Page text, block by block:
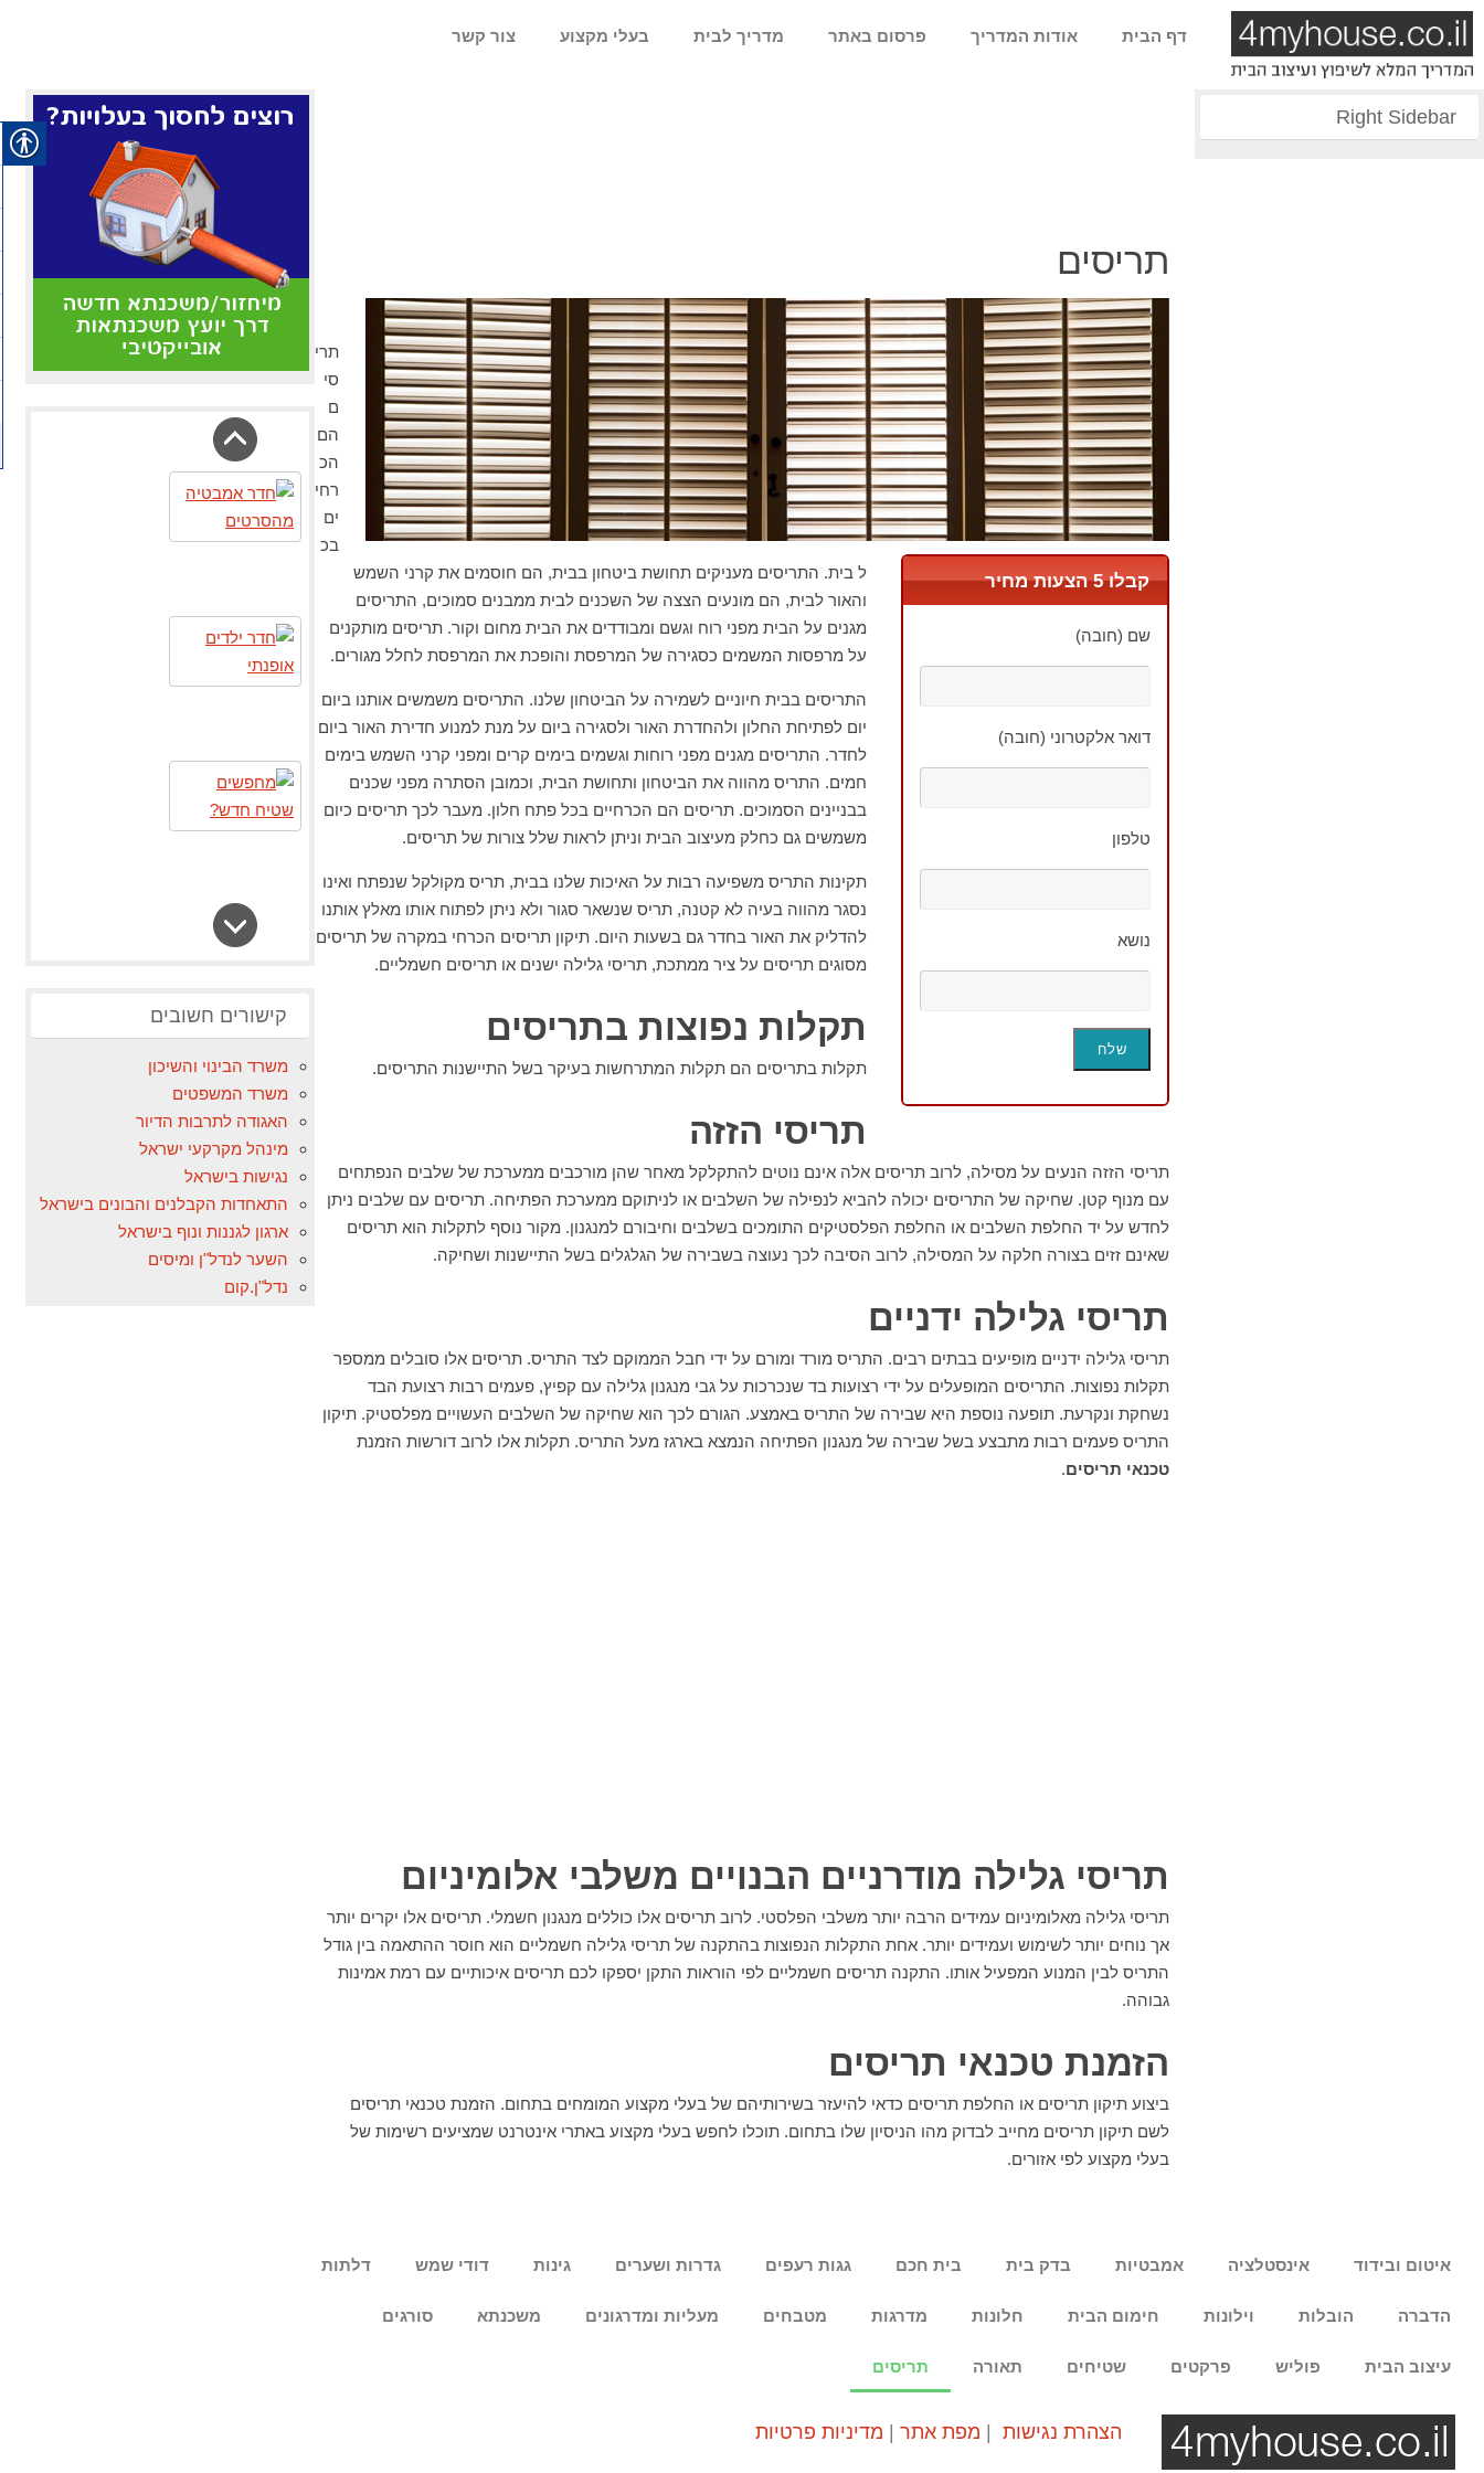
דף הבית אודות המדריך פרסום באתר מדריך לבית בעלי מקצוע צור קשר
תריסים
קבלו 5 הצעות מחיר
שם (חובה)
דואר אלקטרוני (חובה)
טלפון
נושא
תרי
סי
ם
הם
הכ
רחי
ים
בכ
ל בית. התריסים מעניקים תחושת ביטחון בבית, הם חוסמים את קרני השמש
והאור לבית, הם מונעים הצצה של השכנים לבית ממבנים סמוכים, התריסים
מגנים על הבית מפני רוח וגשם ומבודדים את הבית מחום וקור. תריסים מותקנים
על מרפסות המשמים כסגירה של המרפסת והופכת את המרפסת לחלל מגורים.
התריסים בבית חיוניים לשמירה על הביטחון שלנו. התריסים משמשים אותנו ביום
יום לפתיחת החלון ולהחדרת האור ולסגירה ביום על מנת למנוע חדירת האור ביום
לחדר. התריסים מגנים מפני רוחות וגשמים בימים קרים ומפני קרני השמש בימים
חמים. התריס מהווה את הביטחון ותחושת הבית, וכמובן הסתרה מפני שכנים
בבניינים הסמוכים. תריסים הם הכרחיים בכל פתח חלון. מעבר לכך תריסים כיום
משמשים גם כחלק מעיצוב הבית וניתן לראות שלל צורות של תריסים.
תקינות התריס משפיעה רבות על האיכות שלנו בבית, תריס מקולקל שנפתח ואינו
נסגר מהווה בעיה לא קטנה, תריס שנשאר סגור ולא ניתן לפתוח אותו מאלץ אותנו
להדליק את האור בחדר גם בשעות היום. תיקון תריסים הכרחי במקרה של תריסים
מסוגים תריסים על ציר ממתכת, תריסי גלילה ישנים או תריסים חשמליים.
תקלות נפוצות בתריסים
תקלות בתריסים הם תקלות המתרחשות בעיקר בשל התיישנות התריסים.
תריסי הזזה
תריסי הזזה הנעים על מסילה, לרוב תריסים אלה אינם נוטים להתקלקל מאחר שהן מורכבים ממערכת של שלבים הנפתחים
עם מנוף קטן. שחיקה של התריסים יכולה להביא לנפילה של השלבים או לניתוקם ממערכת הפתיחה. תריסים עם שלבים ניתן
לחדש על יד החלפת השלבים או החלפת הפלסטיקים התומכים בשלבים וחיבורם למנגנון. מקור נוסף לתקלות הוא תריסים
שאינם זזים בצורה חלקה על המסילה, לרוב הסיבה לכך נעוצה בשבירה של הגלגלים בשל התיישנות ושחיקה.
תריסי גלילה ידניים
תריסי גלילה ידניים מופיעים בבתים רבים. התריס מורד ומורם על ידי חבל הממוקם לצד התריס. תריסים אלו סובלים ממספר
תקלות נפוצות. התריסים המופעלים על ידי רצועות בד שנכרכות על גבי מנגנון גלילה עם קפיץ, פעמים רבות רצועת הבד
נשחקת ונקרעת. תופעה נוספת היא שבירה של התריס באמצע. הגורם לכך הוא שחיקה של השלבים העשויים מפלסטיק. תיקון
התריס פעמים רבות מתבצע בשל שבירה של מנגנון הפתיחה הנמצא בארגז מעל התריס. תקלות אלו לרוב דורשות הזמנת
טכנאי תריסים.
תריסי גלילה מודרניים הבנויים משלבי אלומיניום
תריסי גלילה מאלומיניום עמידים הרבה יותר משלבי הפלסטי. לרוב תריסים אלו כוללים מנגנון חשמלי. תריסים אלו יקרים יותר
אך נוחים יותר לשימוש ועמידים יותר. אחת התקלות הנפוצות בהתקנה של תריסי גלילה חשמליים הוא חוסר ההתאמה בין גודל
התריס לבין המנוע המפעיל אותו. התקנה תריסים חשמליים לפי הוראות התקן יספקו לכם תריסים איכותיים עם רמת אמינות
גבוהה.
הזמנת טכנאי תריסים
ביצוע תיקון תריסים או החלפת תריסים כדאי להיעזר בשירותיהם של בעלי מקצוע המומחים בתחום. הזמנת טכנאי תריסים
לשם תיקון תריסים מחייב לבדוק מהו הניסיון שלו בתחום. תוכלו לחפש בעלי מקצוע באתרי אינטרנט שמציעים רשימות של
בעלי מקצוע לפי אזורים.
קישורים חשובים
משרד הבינוי והשיכון
משרד המשפטים
האגודה לתרבות הדיור
מינהל מקרקעי ישראל
נגישות בישראל
התאחדות הקבלנים והבונים בישראל
ארגון לגננות ונוף בישראל
השער לנדל"ן ומיסים
נדל"ן.קום
Right Sidebar
איטום ובידוד אינסטלציה אמבטיות בדק בית בית חכם גגות רעפים גדרות ושערים גינות דודי שמש דלתות
הדברה הובלות וילונות חימום הבית חלונות מדרגות מטבחים מעליות ומדרגונים משכנתא סורגים
עיצוב הבית פוליש פרקטים שטיחים תאורה תריסים
הצהרת נגישות| מפת אתר| מדיניות פרטיות